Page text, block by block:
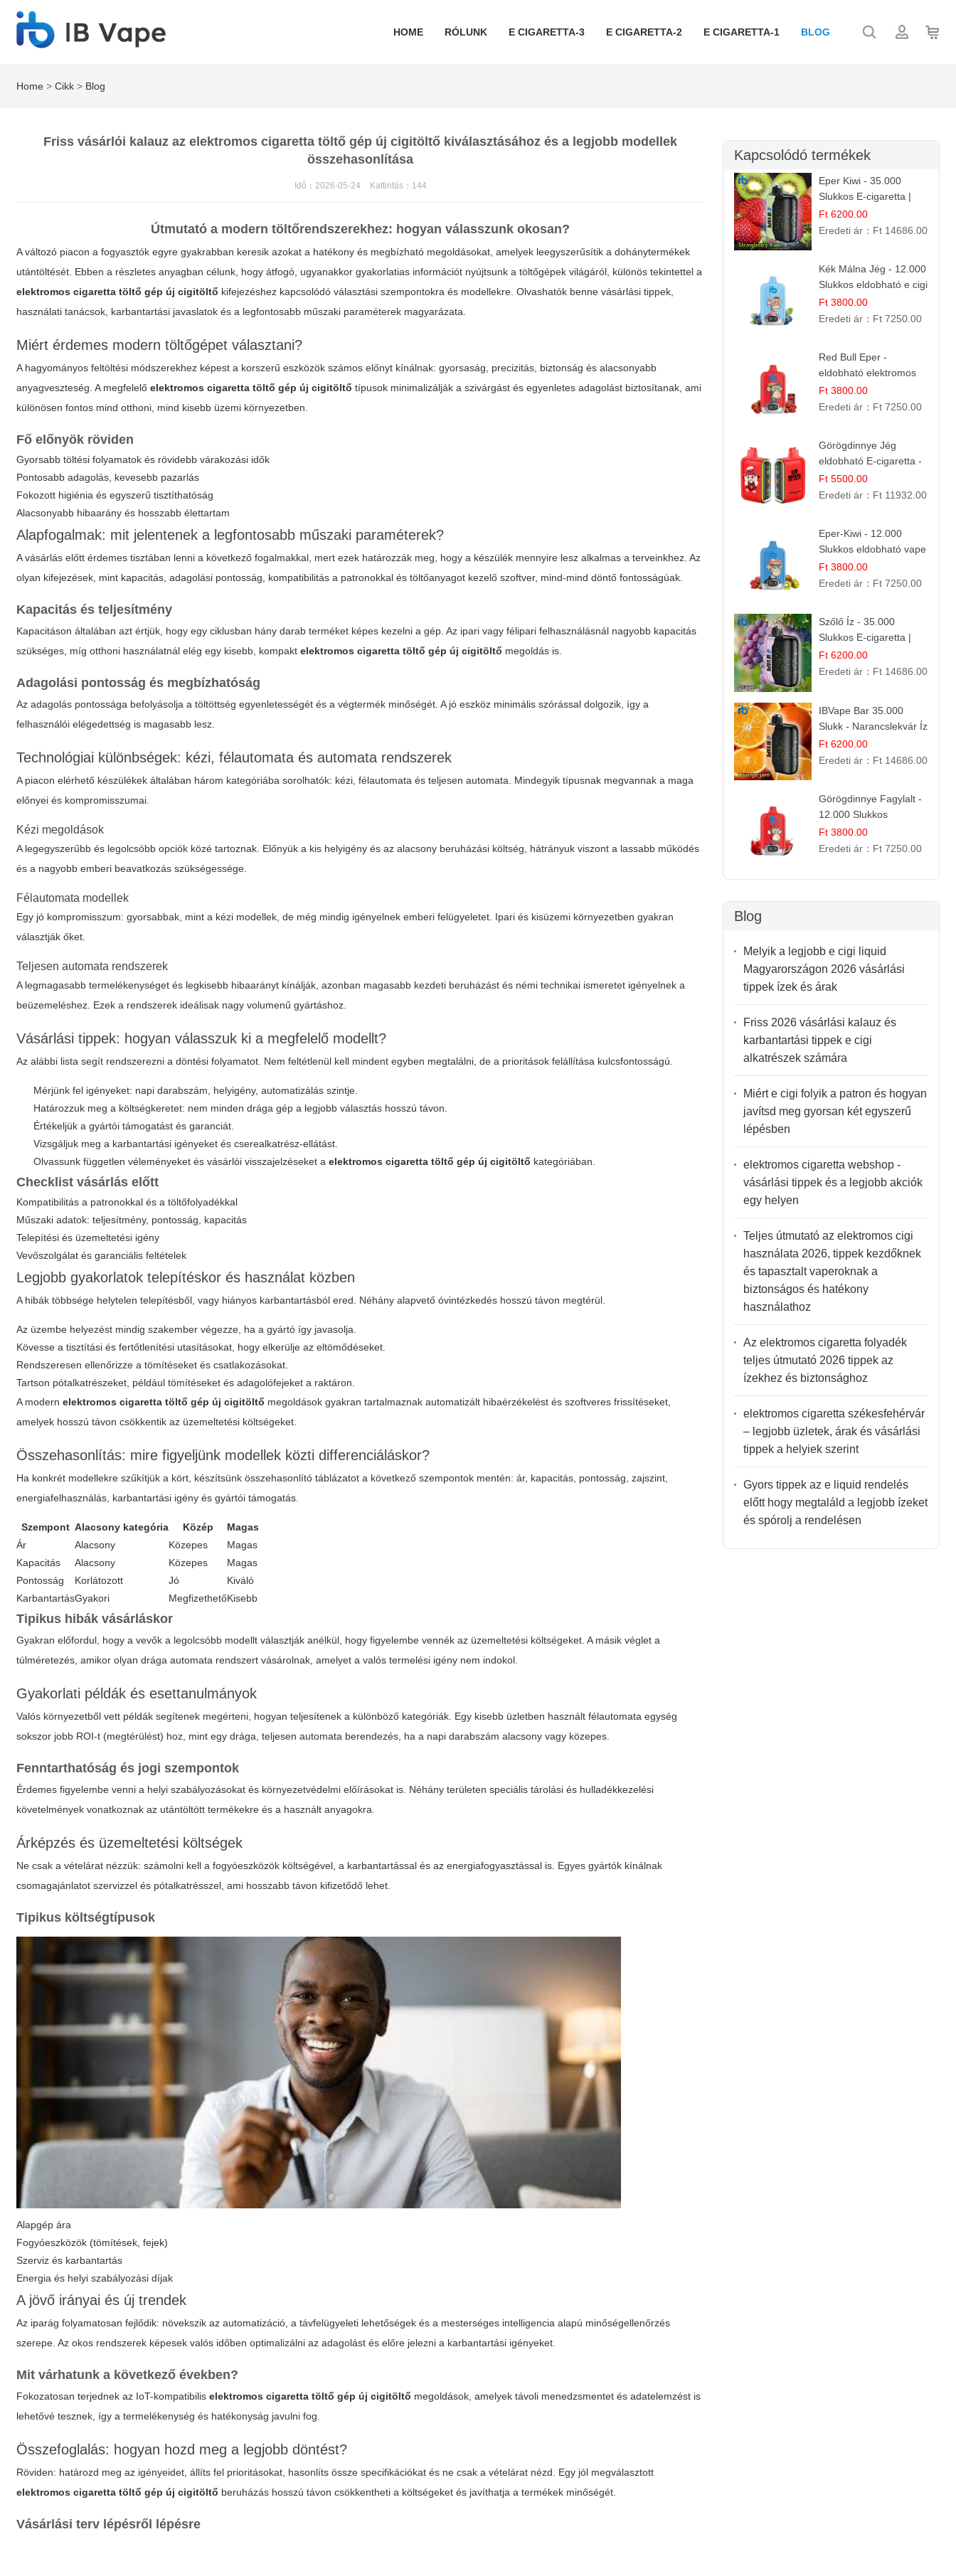
HOME RÓLUNK E CIGARETTA-3 E CIGARETTA-2 E CIGARETTA-1 BLOG
Home >Cikk > Blog
Friss vásárlói kalauz az elektromos cigaretta töltő gép új cigitöltő kiválasztásához és a legjobb modellek
összehasonlítása
Idő：2026-05-24 Kattintás： 144
Útmutató a modern töltőrendszerekhez: hogyan válasszunk okosan?
A változó piacon a fogyasztók egyre gyakrabban keresik azokat a hatékony és megbízható megoldásokat, amelyek leegyszerűsítik a dohánytermékek
utántöltését. Ebben a részletes anyagban célunk, hogy átfogó, ugyanakkor gyakorlatias információt nyújtsunk a töltőgépek világáról, különös tekintettel a
elektromos cigaretta töltő gép új cigitöltő kifejezéshez kapcsolódó választási szempontokra és modellekre. Olvashatók benne vásárlási tippek,
használati tanácsok, karbantartási javaslatok és a legfontosabb műszaki paraméterek magyarázata.
Miért érdemes modern töltőgépet választani?
A hagyományos feltöltési módszerekhez képest a korszerű eszközök számos előnyt kínálnak: gyorsaság, precizitás, biztonság és alacsonyabb
anyagveszteség. A megfelelőelektromos cigaretta töltő gép új cigitöltő típusok minimalizálják a szivárgást és egyenletes adagolást biztosítanak, ami
különösen fontos mind otthoni, mind kisebb üzemi környezetben.
Fő előnyök röviden
Gyorsabb töltési folyamatok és rövidebb várakozási idők
Pontosabb adagolás, kevesebb pazarlás
Fokozott higiénia és egyszerű tisztíthatóság
Alacsonyabb hibaarány és hosszabb élettartam
Alapfogalmak: mit jelentenek a legfontosabb műszaki paraméterek?
A vásárlás előtt érdemes tisztában lenni a következő fogalmakkal, mert ezek határozzák meg, hogy a készülék mennyire lesz alkalmas a terveinkhez. Az
olyan kifejezések, mint kapacitás, adagolási pontosság, kompatibilitás a patronokkal és töltőanyagot kezelő szoftver, mind-mind döntő fontosságúak.
Kapacitás és teljesítmény
Kapacitáson általában azt értjük, hogy egy ciklusban hány darab terméket képes kezelni a gép. Az ipari vagy félipari felhasználásnál nagyobb kapacitás
szükséges, míg otthoni használatnál elég egy kisebb, kompaktelektromos cigaretta töltő gép új cigitöltő megoldás is.
Adagolási pontosság és megbízhatóság
Az adagolás pontossága befolyásolja a töltöttség egyenletességét és a végtermék minőségét. A jó eszköz minimális szórással dolgozik, így a
felhasználói elégedettség is magasabb lesz.
Technológiai különbségek: kézi, félautomata és automata rendszerek
A piacon elérhető készülékek általában három kategóriába sorolhatók: kézi, félautomata és teljesen automata. Mindegyik típusnak megvannak a maga
előnyei és kompromisszumai.
Kézi megoldások
A legegyszerűbb és legolcsóbb opciók közé tartoznak. Előnyük a kis helyigény és az alacsony beruházási költség, hátrányuk viszont a lassabb működés
és a nagyobb emberi beavatkozás szükségessége.
Félautomata modellek
Egy jó kompromisszum: gyorsabbak, mint a kézi modellek, de még mindig igényelnek emberi felügyeletet. Ipari és kisüzemi környezetben gyakran
választják őket.
Teljesen automata rendszerek
A legmagasabb termelékenységet és legkisebb hibaarányt kínálják, azonban magasabb kezdeti beruházást és némi technikai ismeretet igényelnek a
beüzemeléshez. Ezek a rendszerek ideálisak nagy volumenű gyártáshoz.
Vásárlási tippek: hogyan válasszuk ki a megfelelő modellt?
Az alábbi lista segít rendszerezni a döntési folyamatot. Nem feltétlenül kell mindent egyben megtalálni, de a prioritások felállítása kulcsfontosságú.
Mérjünk fel igényeket: napi darabszám, helyigény, automatizálás szintje.
Határozzuk meg a költségkeretet: nem minden drága gép a legjobb választás hosszú távon.
Értékeljük a gyártói támogatást és garanciát.
Vizsgáljuk meg a karbantartási igényeket és cserealkatrész-ellátást.
Olvassunk független véleményeket és vásárlói visszajelzéseket aelektromos cigaretta töltő gép új cigitöltő kategóriában.
Checklist vásárlás előtt
Kompatibilitás a patronokkal és a töltőfolyadékkal
Műszaki adatok: teljesítmény, pontosság, kapacitás
Telepítési és üzemeltetési igény
Vevőszolgálat és garanciális feltételek
Legjobb gyakorlatok telepítéskor és használat közben
A hibák többsége helytelen telepítésből, vagy hiányos karbantartásból ered. Néhány alapvető óvintézkedés hosszú távon megtérül.
Az üzembe helyezést mindig szakember végezze, ha a gyártó így javasolja.
Kövesse a tisztítási és fertőtlenítési utasításokat, hogy elkerülje az eltömődéseket.
Rendszeresen ellenőrizze a tömítéseket és csatlakozásokat.
Tartson pótalkatrészeket, például tömítéseket és adagolófejeket a raktáron.
A modernelektromos cigaretta töltő gép új cigitöltő megoldások gyakran tartalmaznak automatizált hibaérzékelést és szoftveres frissítéseket,
amelyek hosszú távon csökkentik az üzemeltetési költségeket.
Összehasonlítás: mire figyeljünk modellek közti differenciáláskor?
Ha konkrét modellekre szűkítjük a kört, készítsünk összehasonlító táblázatot a következő szempontok mentén: ár, kapacitás, pontosság, zajszint,
energiafelhasználás, karbantartási igény és gyártói támogatás.
Szempont Alacsony kategória Közép
Magas
Ár
Alacsony Közepes
Magas
Kapacitás
Alacsony Közepes
Magas
Pontosság
Korlátozott Jó
Kiváló
KarbantartásGyakori MegfizethetőKisebb
Tipikus hibák vásárláskor
Gyakran előfordul, hogy a vevők a legolcsóbb modellt választják anélkül, hogy figyelembe vennék az üzemeltetési költségeket. A másik véglet a
túlméretezés, amikor olyan drága automata rendszert vásárolnak, amelyet a valós termelési igény nem indokol.
Gyakorlati példák és esettanulmányok
Valós környezetből vett példák segítenek megérteni, hogyan teljesítenek a különböző kategóriák. Egy kisebb üzletben használt félautomata egység
sokszor jobb ROI-t (megtérülést) hoz, mint egy drága, teljesen automata berendezés, ha a napi darabszám alacsony vagy közepes.
Fenntarthatóság és jogi szempontok
Érdemes figyelembe venni a helyi szabályozásokat és környezetvédelmi előírásokat is. Néhány területen speciális tárolási és hulladékkezelési
követelmények vonatkoznak az utántöltött termékekre és a használt anyagokra.
Árképzés és üzemeltetési költségek
Ne csak a vételárat nézzük: számolni kell a fogyóeszközök költségével, a karbantartással és az energiafogyasztással is. Egyes gyártók kínálnak
csomagajánlatot szervizzel és pótalkatrésszel, ami hosszabb távon kifizetődő lehet.
Tipikus költségtípusok
Alapgép ára
Fogyóeszközök (tömítések, fejek)
Szerviz és karbantartás
Energia és helyi szabályozási díjak
A jövő irányai és új trendek
Az iparág folyamatosan fejlődik: növekszik az automatizáció, a távfelügyeleti lehetőségek és a mesterséges intelligencia alapú minőségellenőrzés
szerepe. Az okos rendszerek képesek valós időben optimalizálni az adagolást és előre jelezni a karbantartási igényeket.
Mit várhatunk a következő években?
Fokozatosan terjednek az IoT-kompatibiliselektromos cigaretta töltő gép új cigitöltő megoldások, amelyek távoli menedzsmentet és adatelemzést is
lehetővé tesznek, így a termelékenység és hatékonyság javulni fog.
Összefoglalás: hogyan hozd meg a legjobb döntést?
Röviden: határozd meg az igényeidet, állíts fel prioritásokat, hasonlíts össze specifikációkat és ne csak a vételárat nézd. Egy jól megválasztott
elektromos cigaretta töltő gép új cigitöltő beruházás hosszú távon csökkentheti a költségeket és javíthatja a termékek minőségét.
Vásárlási terv lépésről lépésre
Kapcsolódó termékek
Eper Kiwi - 35.000
Slukkos E-cigaretta |
IBVape Bar Friss
Gyümölcs Ízek
Ft 6200.00
Eredeti ár： Ft 14686.00
Kék Málna Jég - 12.000
Slukkos eldobható e cigi
| Frissítő Bogyós Íz
Ft 3800.00
Eredeti ár： Ft 7250.00
Red Bull Eper -
eldobható elektromos
cigi | Energizáló
Gyümölcs Íz
Ft 3800.00
Eredeti ár： Ft 7250.00
Görögdinnye Jég
eldobható E-cigaretta -
25.000 Slukk | Frissítő
Nyári Íz
Ft 5500.00
Eredeti ár： Ft 11932.00
Eper-Kiwi - 12.000
Slukkos eldobható vape
| Friss Gyümölcs
Kombináció
Ft 3800.00
Eredeti ár： Ft 7250.00
Szőlő Íz - 35.000
Slukkos E-cigaretta |
Friss Gyümölcs Aroma
Ft 6200.00
Eredeti ár： Ft 14686.00
IBVape Bar 35.000
Slukk - Narancslekvár Íz
| Prémium E-cigaretta
Ft 6200.00
Eredeti ár： Ft 14686.00
Görögdinnye Fagylalt -
12.000 Slukkos
eldobható e-Cigaretta
Ft 3800.00
Eredeti ár： Ft 7250.00
Blog
Melyik a legjobb e cigi liquid
Magyarországon 2026 vásárlási
tippek ízek és árak
Friss 2026 vásárlási kalauz és
karbantartási tippek e cigi
alkatrészek számára
Miért e cigi folyik a patron és hogyan
javítsd meg gyorsan két egyszerű
lépésben
elektromos cigaretta webshop -
vásárlási tippek és a legjobb akciók
egy helyen
Teljes útmutató az elektromos cigi
használata 2026, tippek kezdőknek
és tapasztalt vaperoknak a
biztonságos és hatékony
használathoz
Az elektromos cigaretta folyadék
teljes útmutató 2026 tippek az
ízekhez és biztonsághoz
elektromos cigaretta székesfehérvár
– legjobb üzletek, árak és vásárlási
tippek a helyiek szerint
Gyors tippek az e liquid rendelés
előtt hogy megtaláld a legjobb ízeket
és spórolj a rendelésen